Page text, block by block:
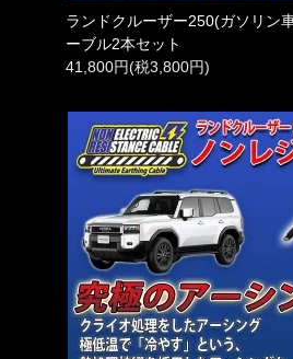
ランドクルーザー250(ガソリン
ーブル2本セット
41,800円(税3,800円)